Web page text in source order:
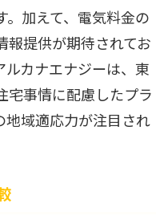
加えて、電気料金の
報提供が期待されてお
ルカナエナジーは、東
宅事情に配慮したプラ
地域適応力が注目され